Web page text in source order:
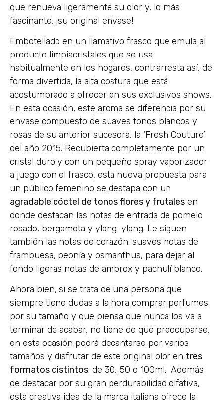
que renueva ligeramente su olor y, lo más
fascinante, ¡su original envase!
Embotellado en un llamativo frasco que emula al
producto limpiacristales que se usa
habitualmente en los hogares, contrarresta así, de
forma divertida, la alta costura que está
acostumbrado a ofrecer en sus exclusivos shows.
En esta ocasión, este aroma se diferencia por su
envase compuesto de suaves tonos blancos y
rosas de su anterior sucesora, la ‘Fresh Couture’
del año 2015. Recubierta completamente por un
cristal duro y con un pequeño spray vaporizador
a juego con el frasco, esta nueva propuesta para
un público femenino se destapa con un
agradable cóctel de tonos flores y frutales en
donde destacan las notas de entrada de pomelo
rosado, bergamota y ylang-ylang. Le siguen
también las notas de corazón: suaves notas de
frambuesa, peonía y osmanthus, para dejar al
fondo ligeras notas de ambrox y pachulí blanco.
Ahora bien, si se trata de una persona que
siempre tiene dudas a la hora comprar perfumes
por su tamaño y que piensa que nunca los va a
terminar de acabar, no tiene de que preocuparse,
en esta ocasión podrá decantarse por varios
tamaños y disfrutar de este original olor en tres
formatos distintos: de 30, 50 o 100ml. Además
de destacar por su gran perdurabilidad olfativa,
esta creativa idea de la marca italiana ofrece la